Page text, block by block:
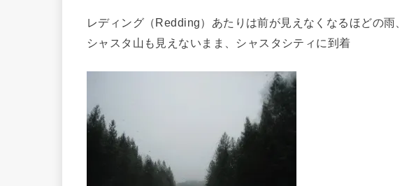
レディング（Redding）あたりは前が見えなくなるほどの雨
シャスタ山も見えないまま、シャスタシティに到着